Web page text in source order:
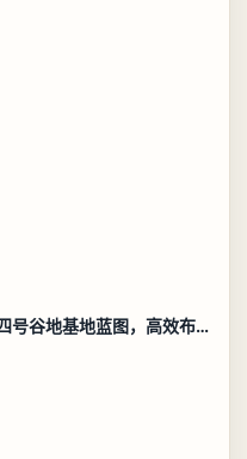
明日方舟终末地25级四号谷地基地蓝图，高效布局规划